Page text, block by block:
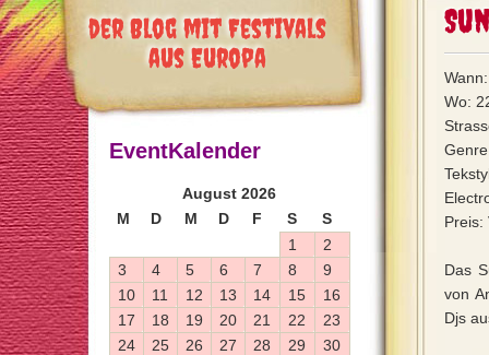
der Blog mit Festivals
aus Europa
Wo:
Preis:
Das
von
Djs
EventKalender
August 2026
M
D M D F S S
1
2
3
4 5 6 7 8
9
10
11 12 13 14 15
16
17
18 19 20 21 22
23
24
25 26 27 28 29
30